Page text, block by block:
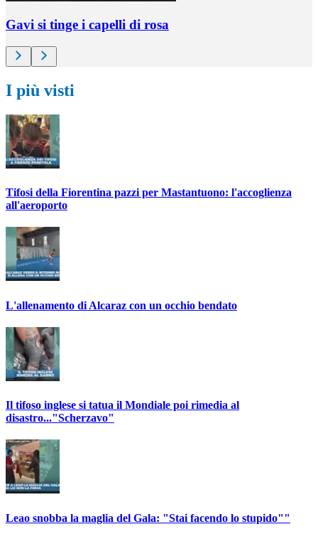
Gavi si tinge i capelli di rosa
I più visti
Tifosi della Fiorentina pazzi per Mastantuono: l'accoglienza
all'aeroporto
L'allenamento di Alcaraz con un occhio bendato
Il tifoso inglese si tatua il Mondiale poi rimedia al
disastro..."Scherzavo"
Leao snobba la maglia del Gala: "Stai facendo lo stupido""